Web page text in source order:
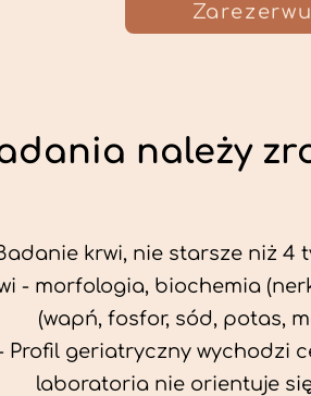
należy
krwi, nie starsze niż 4
- morfologia, biochemia
(wapń, fosfor, sód, potas,
Profil geriatryczny wychodzi
laboratoria nie orientuje